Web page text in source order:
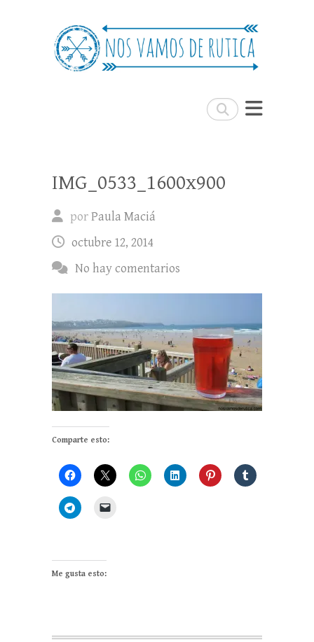
Buscar
Nos Vamos de Rutica
IMG_0533_1600x900
porPaula Maciá
octubre 12, 2014
No hay comentarios
Comparte esto:
Me gusta esto: